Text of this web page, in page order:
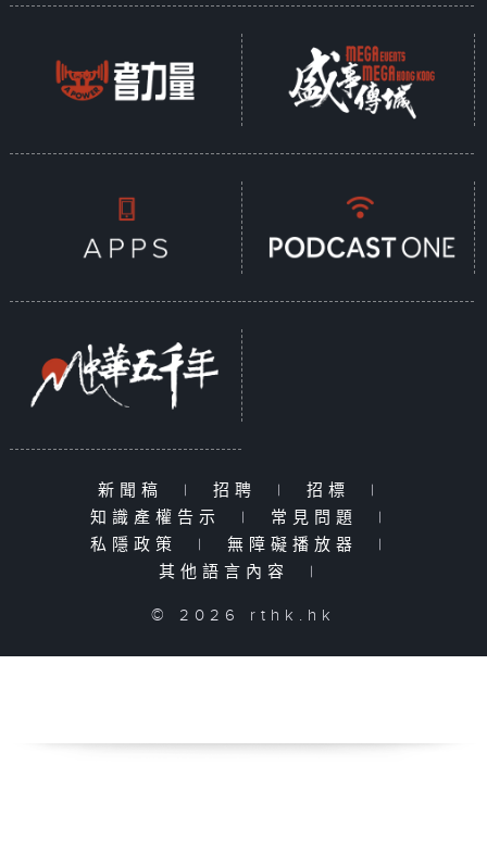
新聞稿 | 招聘 | 招標
|
知識產權告示
| 常見問題
|
私隱政策
| 無障礙播放器
|
其他語言內容
|
© 2026 rthk.hk